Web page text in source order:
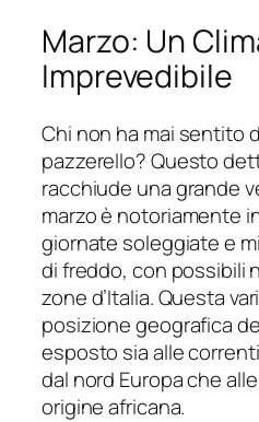
Marzo: Un
Imprevedibile
Chi non ha mai sentito
pazzerello? Questo
racchiude una grande
marzo è notoriamente
giornate soleggiate e
di freddo, con possibili
zone d’Italia. Questa
posizione geografica
esposto sia alle
dal nord Europa che
origine africana.